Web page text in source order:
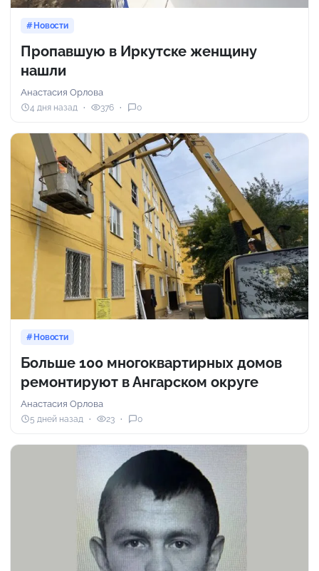
Новости
Пропавшую в Иркутске женщину
нашли
Анастасия Орлова
4 дня назад 376 0
Новости
Больше 100 многоквартирных домов
ремонтируют в Ангарском округе
Анастасия Орлова
5 дней назад 23 0